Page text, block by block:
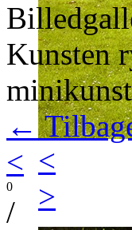
<
>
Kunsten
←
<
0
/